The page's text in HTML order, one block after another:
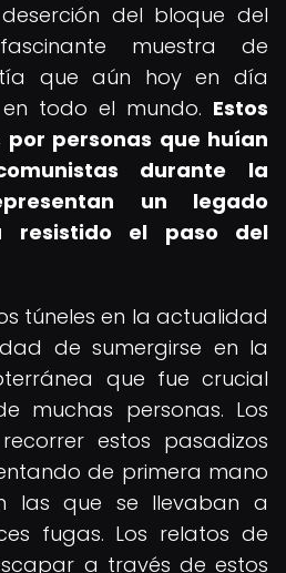
del bloque del
muestra de
que aún hoy en día
todo el mundo. Estos
por personas que huían
durante la
un legado
resistido el paso del
túneles en la actualidad
de sumergirse en la
que fue crucial
muchas personas. Los
estos pasadizos
de primera mano
las que se llevaban a
fugas. Los relatos de
a través de estos